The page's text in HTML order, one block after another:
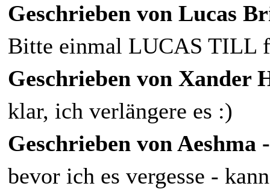
Geschrieben von Lucas
Bitte einmal LUCAS TILL
Geschrieben von Xander
klar, ich verlängere es :)
Geschrieben von Aeshma
bevor ich es vergesse -